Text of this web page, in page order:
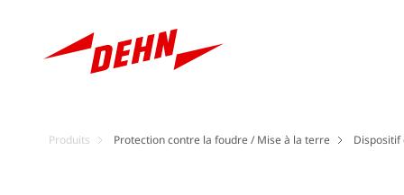
Produits Protection contre la foudre / Mise à la terre Dispositif